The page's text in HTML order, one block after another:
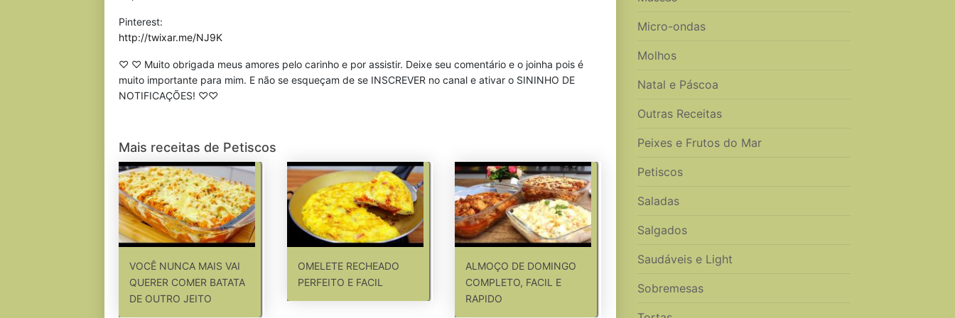
Pinterest:
http://twixar.me/NJ9K
♡ ♡ Muito obrigada meus amores pelo carinho e por assistir. Deixe seu comentário e o joinha pois é
muito importante para mim. E não se esqueçam de se INSCREVER no canal e ativar o SININHO DE
NOTIFICAÇÕES! ♡♡
Mais receitas de Petiscos
VOCÊ NUNCA MAIS VAI
QUERER COMER BATATA
DE OUTRO JEITO
OMELETE RECHEADO
PERFEITO E FACIL
ALMOÇO DE DOMINGO
COMPLETO, FACIL E
RAPIDO
Micro-ondas
Molhos
Natal e Páscoa
Outras Receitas
Peixes e Frutos do Mar
Petiscos
Saladas
Salgados
Saudáveis e Light
Sobremesas